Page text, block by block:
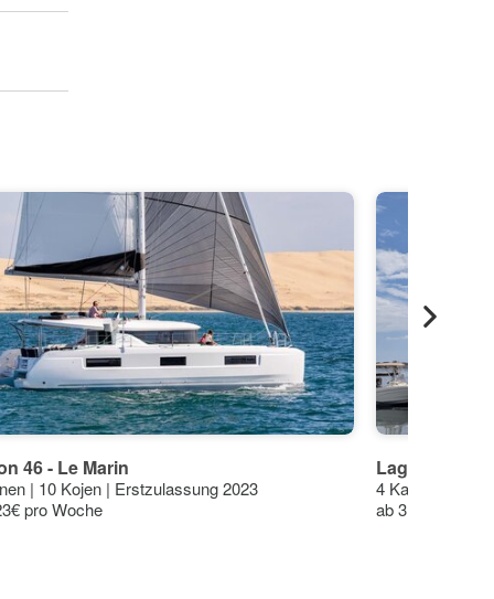
46 - Le Marin
| 10 Kojen | Erstzulassung 2023
pro Woche
Lagoon 40 -
4 Kabinen | 7
ab 3146€ pro